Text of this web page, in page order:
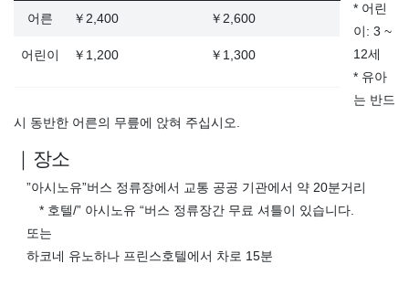
어른 ￥2,400 ￥2,600
어린이 ￥1,200 ￥1,300
* 어린
이: 3 ~
12세
* 유아
는 반드
시 동반한 어른의 무릎에 앉혀 주십시오.
｜장소
”아시노유”버스 정류장에서 교통 공공 기관에서 약 20분거리
* 호텔/” 아시노유 “버스 정류장간 무료 셔틀이 있습니다.
또는
하코네 유노하나 프린스호텔에서 차로 15분